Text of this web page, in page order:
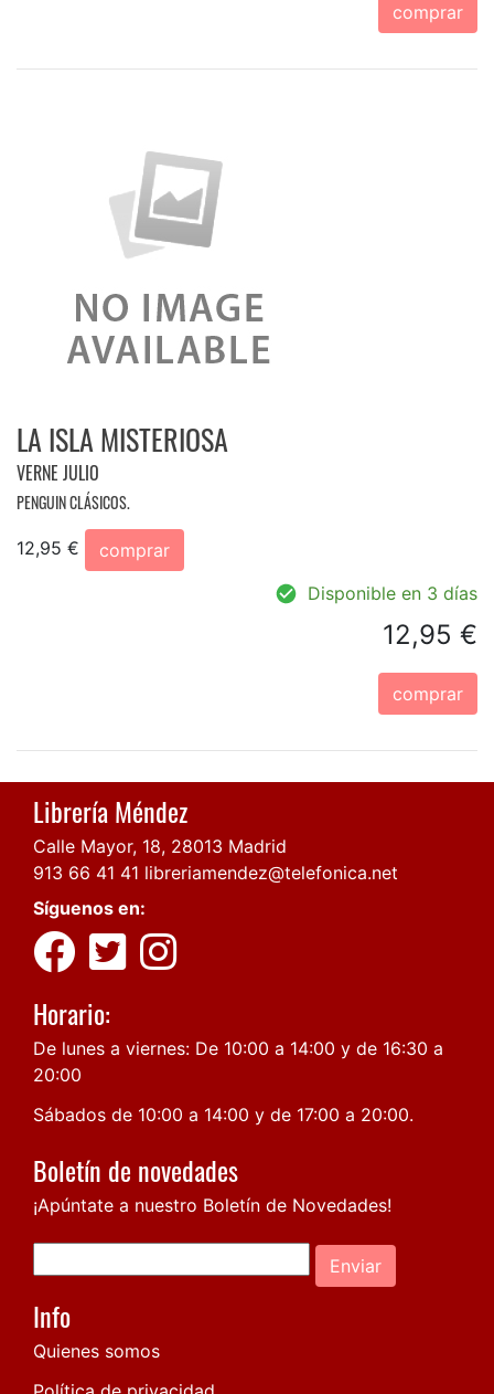
comprar
LA ISLA MISTERIOSA
VERNE JULIO
PENGUIN CLÁSICOS.
12,95 €
comprar
Disponible en 3 días
12,95 €
comprar
Librería Méndez
Calle Mayor, 18, 28013 Madrid
913 66 41 41 libreriamendez@telefonica.net
Síguenos en:
Horario:
De lunes a viernes: De 10:00 a 14:00 y de 16:30 a
20:00
Sábados de 10:00 a 14:00 y de 17:00 a 20:00.
Boletín de novedades
¡Apúntate a nuestro Boletín de Novedades!
Enviar
Info
Quienes somos